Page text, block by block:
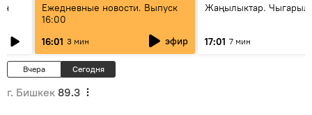
Ежедневные новости. Выпуск
16:00
16:01 3 мин эфир
Жаңылыктар.
17:01 7 мин
Вчера Сегодня
г. Бишкек 89.3